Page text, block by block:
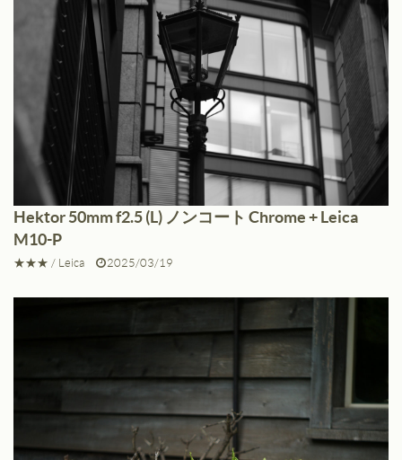
Hektor 50mm f2.5 (L) ノンコート Chrome + Leica
M10-P
★★★ / Leica 2025/03/19